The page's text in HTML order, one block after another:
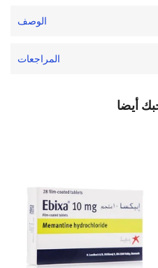
الوصف
المراجعات
أيضا